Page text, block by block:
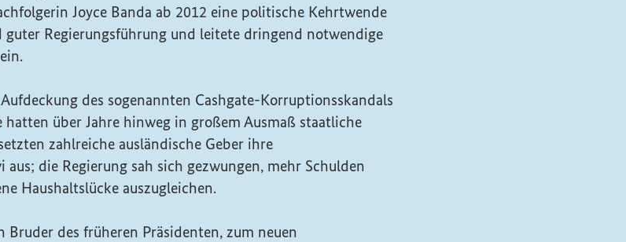
Joyce Banda ab 2012 eine politische Kehrtwende
Regierungsführung und leitete dringend notwendige
des sogenannten Cashgate-Korruptionsskandals
über Jahre hinweg in großem Ausmaß staatliche
zahlreiche ausländische Geber ihre
zum Begriff aufrufen)
aus; die Regierung sah sich gezwungen, mehr Schulden
Haushaltslücke auszugleichen.
des früheren Präsidenten, zum neuen